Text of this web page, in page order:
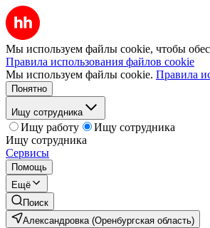
Мы используем файлы cookie, чтобы
Правила использования файлов cookie
Мы используем файлы cookie. Правила
Понятно
Ищу сотрудника
Ищу работу
Ищу сотрудника
Ищу сотрудника
Сервисы
Помощь
Ещё
Поиск
Александровка (Оренбургская область)